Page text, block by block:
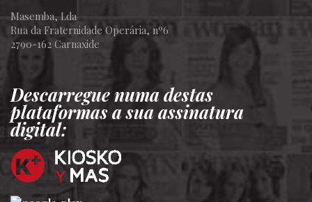
Masemba, Lda
Rua da Fraternidade Operária, nº6
2790-162 Carnaxide
Descarregue numa destas
plataformas a sua assinatura
digital: